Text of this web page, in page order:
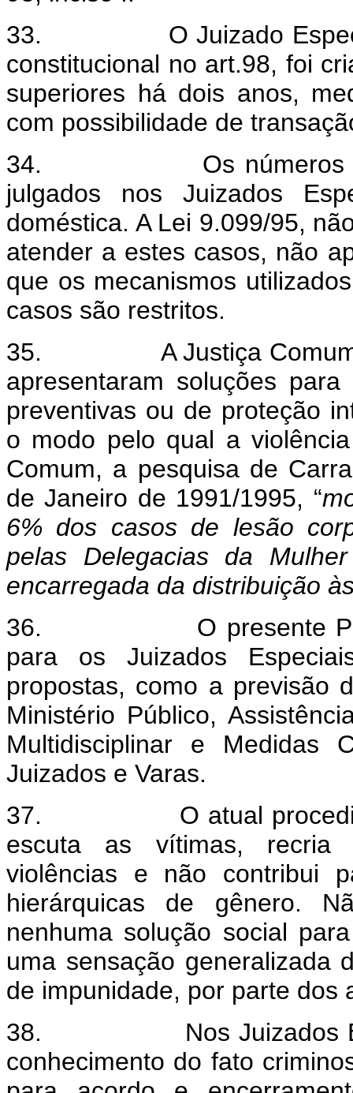
33.
O Juizado
constitucional no art.98, foi
superiores há dois anos,
com possibilidade de
34.
Os
julgados nos Juizados
doméstica. A Lei 9.099/95,
atender a estes casos, não
que os mecanismos
casos são restritos.
35.
A Justiça
apresentaram soluções
preventivas ou de proteção
o modo pelo qual a
Comum, a pesquisa de
de Janeiro de 1991/1995, “
6% dos casos de lesão
pelas Delegacias da
encarregada da distribuição
36.
O presente
para os Juizados
propostas, como a previsão
Ministério Público,
Multidisciplinar e Medidas
Juizados e Varas.
37.
O atual
escuta as vítimas, recria
violências e não contribui
hierárquicas de gênero.
nenhuma solução social
uma sensação generalizada
de impunidade, por parte dos
38.
Nos Juizados
conhecimento do fato